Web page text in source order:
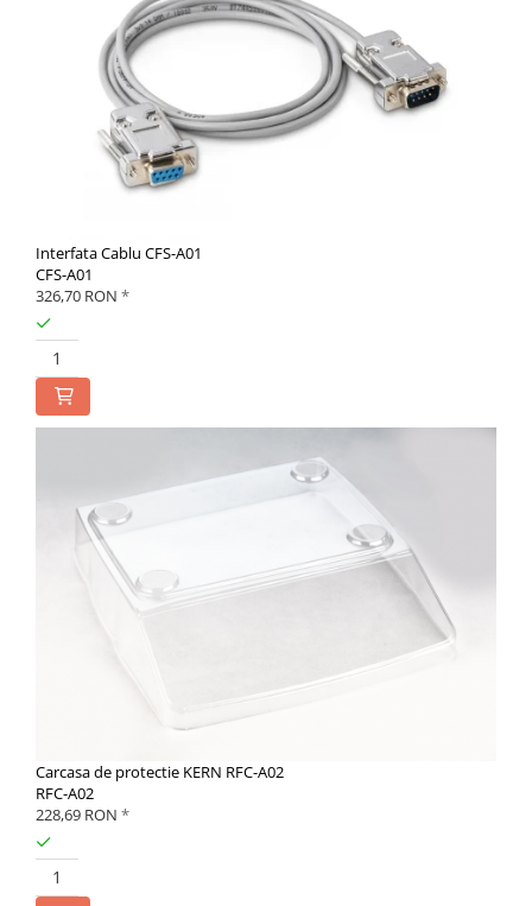
Interfata Cablu CFS-A01
CFS-A01
326,70 RON *
Carcasa de protectie KERN RFC-A02
RFC-A02
228,69 RON *